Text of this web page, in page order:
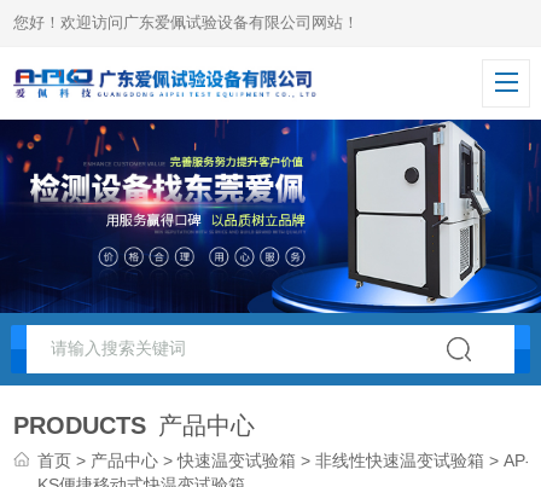
您好！欢迎访问广东爱佩试验设备有限公司网站！
PRODUCTS 产品中心
首页 > 产品中心 >快速温变试验箱 >非线性快速温变试验箱 > AP-